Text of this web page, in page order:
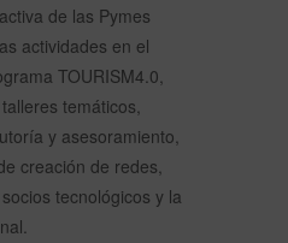
de las Pymes
actividades en el
TOURISM4.0,
temáticos,
y asesoramiento,
creación de redes,
tecnológicos y la